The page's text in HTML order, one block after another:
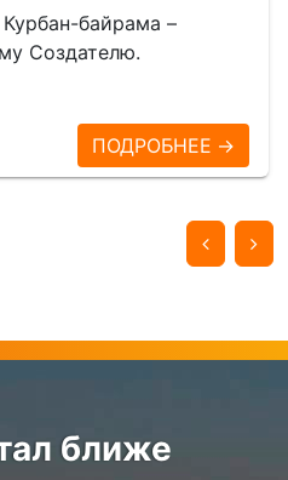
байрама –
Создателю.
ПОДРОБНЕЕ →
ближе